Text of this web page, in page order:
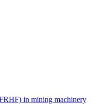
in mining machinery